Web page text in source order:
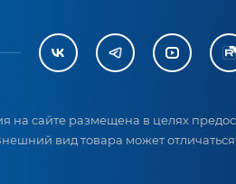
сайте размещена в целях
вид товара может отличаться